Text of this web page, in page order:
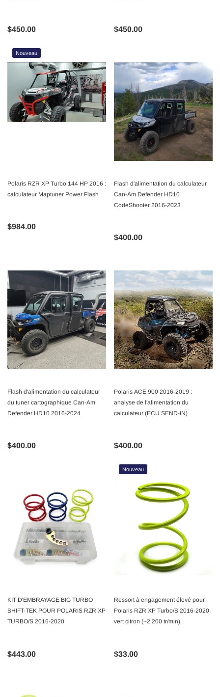
$450.00 $450.00
Nouveau
Polaris RZR XP Turbo 144 HP 2016 :
calculateur Maptuner Power Flash
$984.00
Flash d'alimentation du calculateur
Can-Am Defender HD10
CodeShooter 2016-2023
$400.00
Flash d'alimentation du calculateur
du tuner cartographique Can-Am
Defender HD10 2016-2024
$400.00
Polaris ACE 900 2016-2019 :
analyse de l'alimentation du
calculateur (ECU SEND-IN)
$400.00
KIT D'EMBRAYAGE BIG TURBO
SHIFT-TEK POUR POLARIS RZR XP
TURBO/S 2016-2020
$443.00
Nouveau
Ressort à engagement élevé pour
Polaris RZR XP Turbo/S 2016-2020,
vert citron (~2 200 tr/min)
$33.00